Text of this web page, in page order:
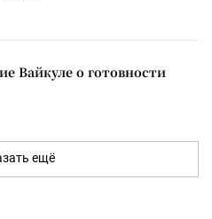
Вайкуле о готовности
ещё